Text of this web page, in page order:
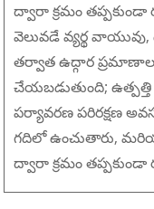
ద్వారా క్రమం
వెలువడే వ్యర్థ
తర్వాత ఉద్గార
చేయబడుతుంది;
పర్యావరణ పరిరక్షణ
గదిలో ఉంచుతారు,
ద్వారా క్రమం